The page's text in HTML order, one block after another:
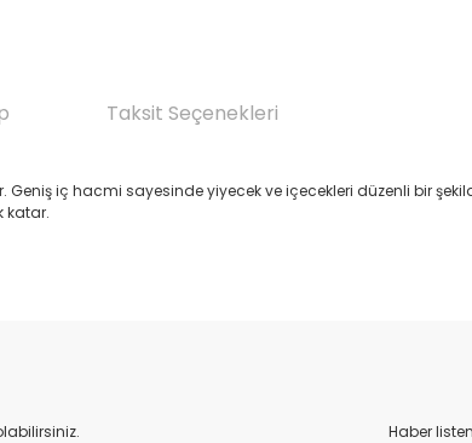
Taksit Seçenekleri
Geniş iç hacmi sayesinde yiyecek ve içecekleri düzenli bir
katar.
Haber